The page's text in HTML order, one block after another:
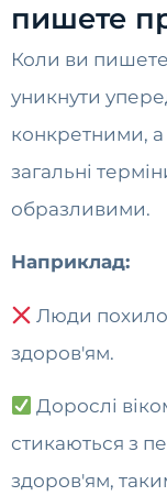
пишете
Коли ви
уникнути
конкретними,
загальні
образливими.
Наприклад:
Люди
здоров'ям.
Дорослі
стикаються з
здоров'ям,